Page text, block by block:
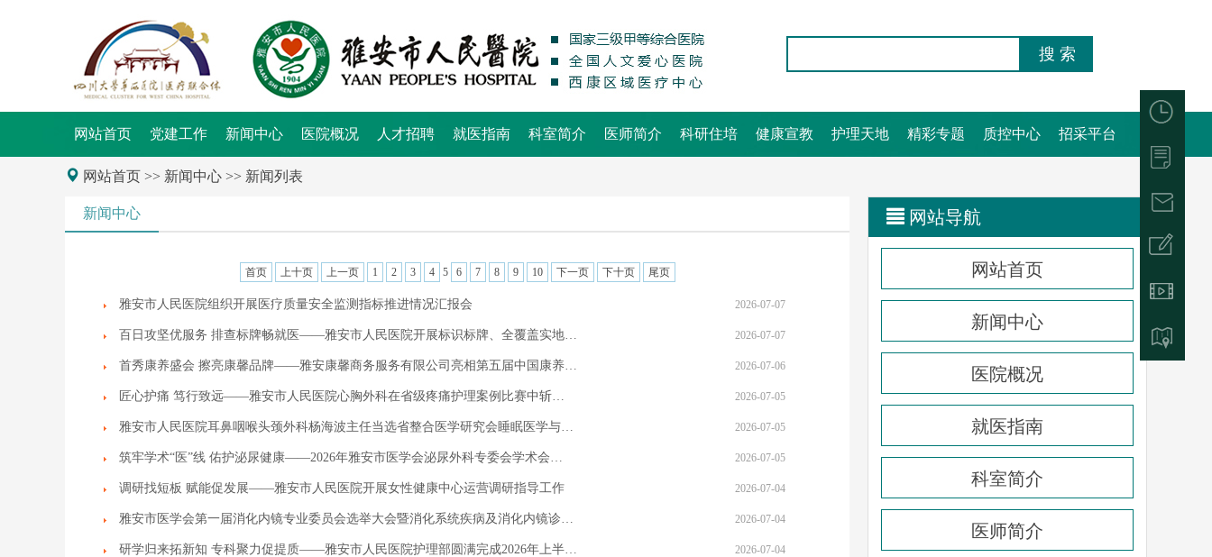
网站首页 党建工作 新闻中心 医院概况 人才招聘 就医指南 科室简介 医师简介 科研住培 健康宣教 护理天地 精彩专题 质控中心 招采平台
网站首页 >> 新闻中心 >> 新闻列表
新闻中心
首页 上十页 上一页 1 2 3 4 5 6 7 8 9 10 下一页 下十页 尾页
雅安市人民医院组织开展医疗质量安全监测指标推进情况汇报会 2026-07-07
百日攻坚优服务 排查标牌畅就医——雅安市人民医院开展标识标牌、全覆盖实地… 2026-07-07
首秀康养盛会 擦亮康馨品牌——雅安康馨商务服务有限公司亮相第五届中国康养… 2026-07-06
匠心护痛 笃行致远——雅安市人民医院心胸外科在省级疼痛护理案例比赛中斩… 2026-07-05
雅安市人民医院耳鼻咽喉头颈外科杨海波主任当选省整合医学研究会睡眠医学与… 2026-07-05
筑牢学术“医”线 佑护泌尿健康——2026年雅安市医学会泌尿外科专委会学术会… 2026-07-05
调研找短板 赋能促发展——雅安市人民医院开展女性健康中心运营调研指导工作 2026-07-04
雅安市医学会第一届消化内镜专业委员会选举大会暨消化系统疾病及消化内镜诊… 2026-07-04
研学归来拓新知 专科聚力促提质——雅安市人民医院护理部圆满完成2026年上半… 2026-07-04
网站导航
网站首页
新闻中心
医院概况
就医指南
科室简介
医师简介